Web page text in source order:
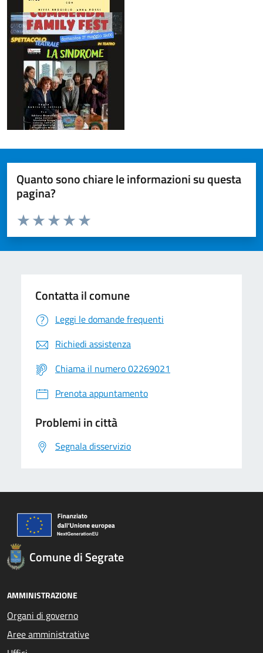
Quanto sono chiare le informazioni su questa
pagina?
Valuta da 1 a 5 stelle la pagina
Valuta 5 stelle su 5
Valuta 4 stelle su 5
Valuta 3 stelle su 5
Valuta 2 stelle su 5
Valuta 1 stelle su 5
Contatta il comune
Leggi le domande frequenti
Richiedi assistenza
Chiama il numero 02269021
Prenota appuntamento
Problemi in città
Segnala disservizio
Comune di Segrate
AMMINISTRAZIONE
Organi di governo
Aree amministrative